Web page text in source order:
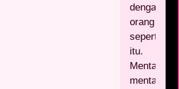
dengan
orang
seperti
itu.
Mentang-
mentang